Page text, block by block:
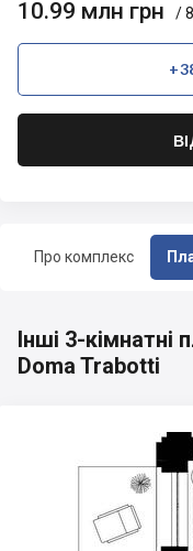
Про комплекс
10.99 млн грн /
Інші 3-
Doma Trabotti